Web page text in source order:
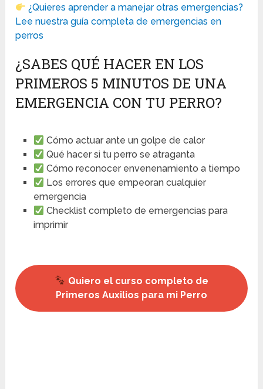
¿Quieres aprender a manejar otras emergencias?
Lee nuestra guía completa de emergencias en
perros
¿SABES QUÉ HACER EN LOS
PRIMEROS 5 MINUTOS DE UNA
EMERGENCIA CON TU PERRO?
Cómo actuar ante un golpe de calor
Qué hacer si tu perro se atraganta
Cómo reconocer envenenamiento a tiempo
Los errores que empeoran cualquier
emergencia
Checklist completo de emergencias para
imprimir
Quiero el curso completo de
Primeros Auxilios para mi Perro